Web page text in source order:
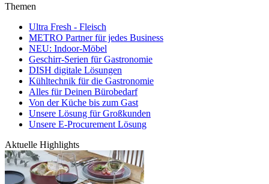
Themen
Ultra Fresh - Fleisch
METRO Partner für jedes Business
NEU: Indoor-Möbel
Geschirr-Serien für Gastronomie
DISH digitale Lösungen
Kühltechnik für die Gastronomie
Alles für Deinen Bürobedarf
Von der Küche bis zum Gast
Unsere Lösung für Großkunden
Unsere E-Procurement Lösung
Aktuelle Highlights